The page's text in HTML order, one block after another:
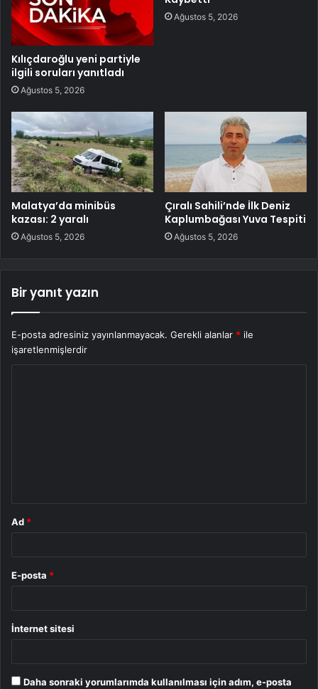
Kılıçdaroğlu yeni partiyle
ilgili soruları yanıtladı
Ağustos 5, 2026
Ağustos 5, 2026
Malatya’da minibüs
kazası: 2 yaralı
Ağustos 5, 2026
Çıralı Sahili’nde İlk Deniz
Kaplumbağası Yuva Tespiti
Ağustos 5, 2026
Bir yanıt yazın
E-posta adresiniz yayınlanmayacak. Gerekli alanlar * ile
işaretlenmişlerdir
Ad *
E-posta *
İnternet sitesi
Daha sonraki yorumlarımda kullanılması için adım, e-posta